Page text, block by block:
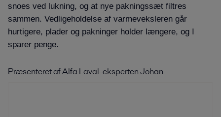
snoes ved lukning, og at nye pakningssæt filtres
sammen. Vedligeholdelse af varmeveksleren går
hurtigere, plader og pakninger holder længere, og I
sparer penge.
Præsenteret af Alfa Laval-eksperten Johan